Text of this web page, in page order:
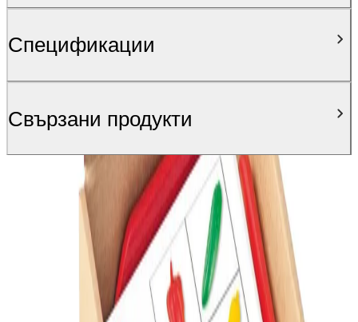
Спецификации
Свързани продукти